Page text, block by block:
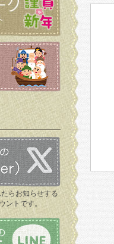
らお知らせする
ントです。